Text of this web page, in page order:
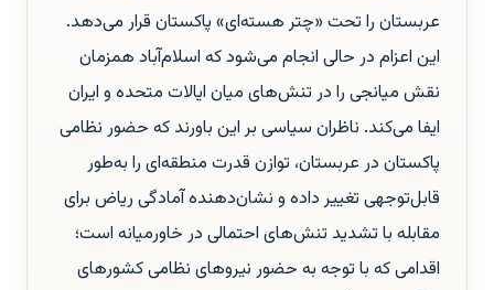
عربستان را تحت «چتر هسته‌ای» پاکستان قرار می‌دهد.
این اعزام در حالی انجام می‌شود که اسلام‌آباد همزمان
نقش میانجی را در تنش‌های میان ایالات متحده و ایران
ایفا می‌کند. ناظران سیاسی بر این باورند که حضور نظامی
پاکستان در عربستان، توازن قدرت منطقه‌ای را به‌طور
قابل‌توجهی تغییر داده و نشان‌دهنده آمادگی ریاض برای
مقابله با تشدید تنش‌های احتمالی در خاورمیانه است؛
اقدامی که با توجه به حضور نیروهای نظامی کشورهای